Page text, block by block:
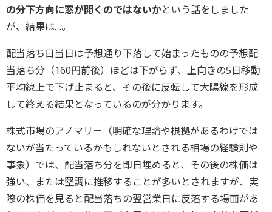
の分下方向に窓が開くのではないかという話をしました
が、結果は…。
配当落ち日当日は予想通り下落して始まったものの予想配
当落ち分（160円前後）ほどは下がらず、上向きの5日移動
平均線上で下げ止まると、その後に反転して大陽線を形成
して終える結果となっているのが分かります。
株式市場のアノマリー（明確な理論や根拠があるわけでは
ないが当たっているかもしれないとされる相場の経験則や
事象）では、配当落ち分を即日埋めると、その後の株価は
強い、または堅調に推移することが多いとされますが、実
際の株価を見ると配当落ちの翌営業日に反落する場面があ